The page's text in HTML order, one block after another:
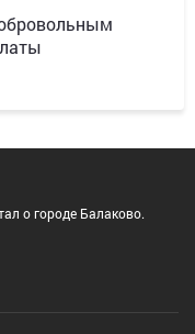
о городе Балаково.